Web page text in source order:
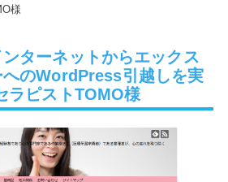
様
ターネットからエックス
へのWordPress引越しを実
ラピストTOMO様